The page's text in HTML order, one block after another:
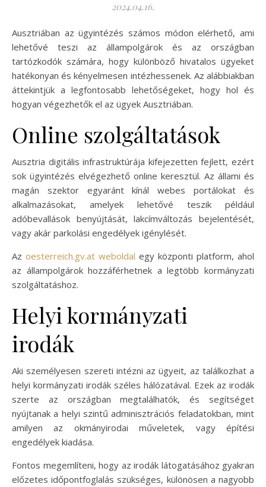
2024.04.16.
Ausztriában az ügyintézés számos módon elérhető, ami
lehetővé teszi az állampolgárok és az országban
tartózkodók számára, hogy különböző hivatalos ügyeket
hatékonyan és kényelmesen intézhessenek. Az alábbiakban
áttekintjük a legfontosabb lehetőségeket, hogy hol és
hogyan végezhetők el az ügyek Ausztriában.
Online szolgáltatások
Ausztria digitális infrastruktúrája kifejezetten fejlett, ezért
sok ügyintézés elvégezhető online keresztül. Az állami és
magán szektor egyaránt kínál webes portálokat és
alkalmazásokat, amelyek lehetővé teszik például
adóbevallások benyújtását, lakcímváltozás bejelentését,
vagy akár parkolási engedélyek igénylését.
Az oesterreich.gv.at weboldal egy központi platform, ahol
az állampolgárok hozzáférhetnek a legtöbb kormányzati
szolgáltatáshoz.
Helyi kormányzati
irodák
Aki személyesen szereti intézni az ügyeit, az találkozhat a
helyi kormányzati irodák széles hálózatával. Ezek az irodák
szerte az országban megtalálhatók, és segítséget
nyújtanak a helyi szintű adminisztrációs feladatokban, mint
amilyen az okmányirodai műveletek, vagy építési
engedélyek kiadása.
Fontos megemlíteni, hogy az irodák látogatásához gyakran
előzetes időpontfoglalás szükséges, különösen a nagyobb